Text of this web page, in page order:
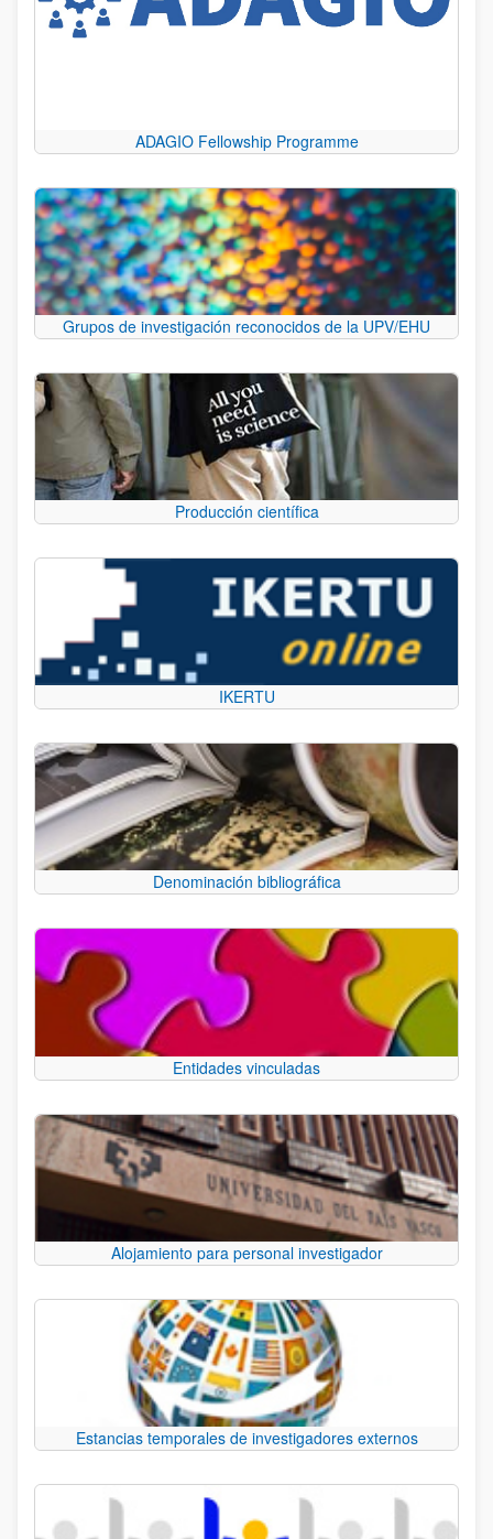
ADAGIO Fellowship Programme
Grupos de investigación reconocidos de la UPV/EHU
Producción científica
IKERTU
Denominación bibliográfica
Entidades vinculadas
Alojamiento para personal investigador
Estancias temporales de investigadores externos